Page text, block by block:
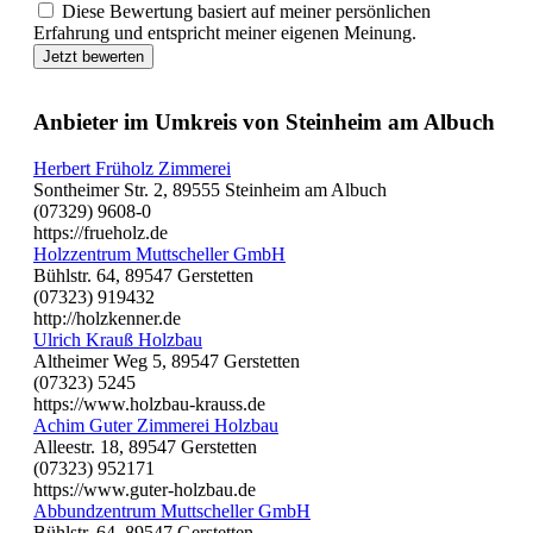
Diese Bewertung basiert auf meiner persönlichen
Erfahrung und entspricht meiner eigenen Meinung.
Jetzt bewerten
Anbieter im Umkreis von Steinheim am Albuch
Herbert Früholz Zimmerei
Sontheimer Str. 2, 89555 Steinheim am Albuch
(07329) 9608-0
https://frueholz.de
Holzzentrum Muttscheller GmbH
Bühlstr. 64, 89547 Gerstetten
(07323) 919432
http://holzkenner.de
Ulrich Krauß Holzbau
Altheimer Weg 5, 89547 Gerstetten
(07323) 5245
https://www.holzbau-krauss.de
Achim Guter Zimmerei Holzbau
Alleestr. 18, 89547 Gerstetten
(07323) 952171
https://www.guter-holzbau.de
Abbundzentrum Muttscheller GmbH